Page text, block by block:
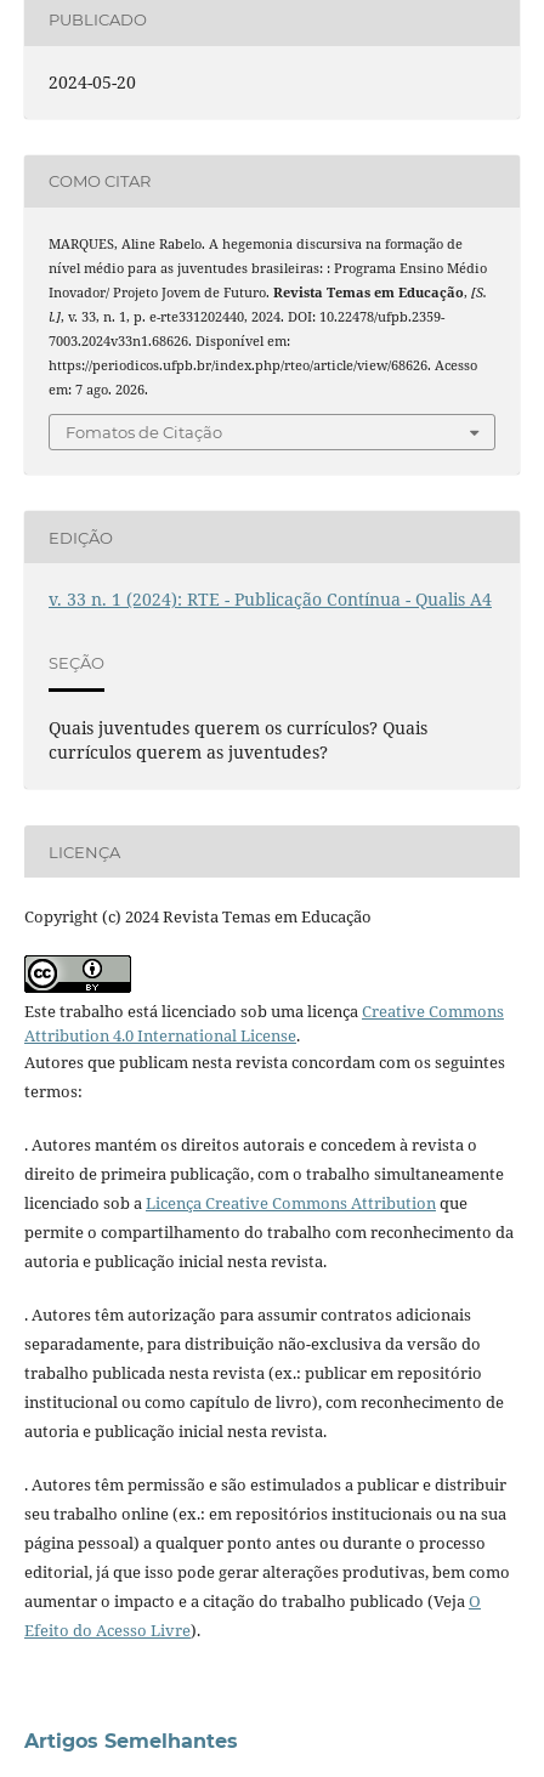
PUBLICADO
2024-05-20
COMO CITAR
MARQUES, Aline Rabelo. A hegemonia discursiva na formação de
nível médio para as juventudes brasileiras: : Programa Ensino Médio
Inovador/ Projeto Jovem de Futuro. Revista Temas em Educação, [S.
l.], v. 33, n. 1, p. e-rte331202440, 2024. DOI: 10.22478/ufpb.2359-
7003.2024v33n1.68626. Disponível em:
https://periodicos.ufpb.br/index.php/rteo/article/view/68626. Acesso
em: 7 ago. 2026.
Fomatos de Citação
EDIÇÃO
v. 33 n. 1 (2024): RTE - Publicação Contínua - Qualis A4
SEÇÃO
Quais juventudes querem os currículos? Quais
currículos querem as juventudes?
LICENÇA
Copyright (c) 2024 Revista Temas em Educação
Este trabalho está licenciado sob uma licençaCreative Commons
Attribution 4.0 International License.
Autores que publicam nesta revista concordam com os seguintes
termos:
. Autores mantém os direitos autorais e concedem à revista o
direito de primeira publicação, com o trabalho simultaneamente
licenciado sob aLicença Creative Commons Attributionque
permite o compartilhamento do trabalho com reconhecimento da
autoria e publicação inicial nesta revista.
. Autores têm autorização para assumir contratos adicionais
separadamente, para distribuição não-exclusiva da versão do
trabalho publicada nesta revista (ex.: publicar em repositório
institucional ou como capítulo de livro), com reconhecimento de
autoria e publicação inicial nesta revista.
. Autores têm permissão e são estimulados a publicar e distribuir
seu trabalho online (ex.: em repositórios institucionais ou na sua
página pessoal) a qualquer ponto antes ou durante o processo
editorial, já que isso pode gerar alterações produtivas, bem como
aumentar o impacto e a citação do trabalho publicado (VejaO
Efeito do Acesso Livre).
Artigos Semelhantes